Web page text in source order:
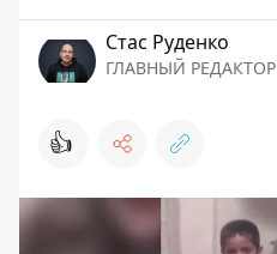
Стаc Руденко
ГЛАВНЫЙ РЕДАКТОР
👍